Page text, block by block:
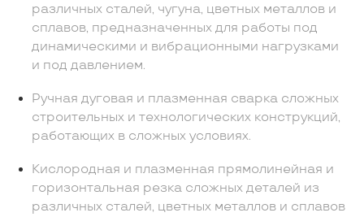
различных сталей, чугуна, цветных металлов и
сплавов, предназначенных для работы под
динамическими и вибрационными нагрузками
и под давлением.
Ручная дуговая и плазменная сварка сложных
строительных и технологических конструкций,
работающих в сложных условиях.
Кислородная и плазменная прямолинейная и
горизонтальная резка сложных деталей из
различных сталей, цветных металлов и сплавов